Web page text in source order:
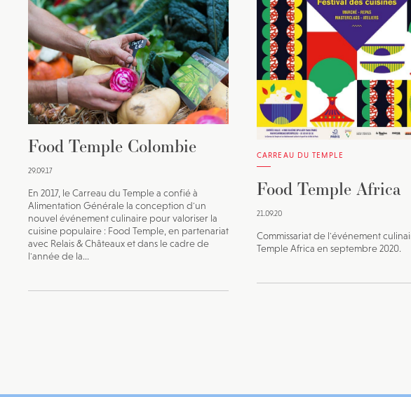
CARREAU DU TEMPLE
Food Temple Africa
21.09.20
Commissariat de l'événement
Temple Africa en septembre 2020.
Food Temple Colombie
29.09.17
En 2017, le Carreau du Temple a confié à
Alimentation Générale la conception d'un
nouvel événement culinaire pour valoriser la
cuisine populaire : Food Temple, en partenariat
avec Relais & Châteaux et dans le cadre de
l'année de la...